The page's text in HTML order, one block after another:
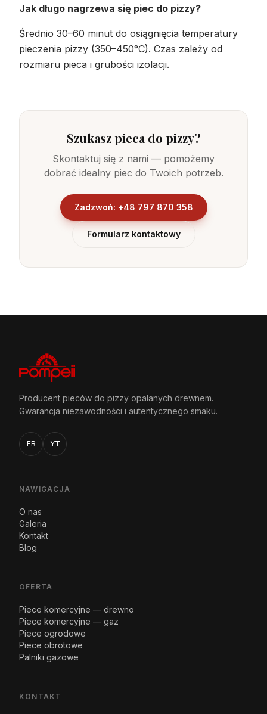
Jak długo nagrzewa się piec do pizzy?
Średnio 30–60 minut do osiągnięcia temperatury
pieczenia pizzy (350–450°C). Czas zależy od
rozmiaru pieca i grubości izolacji.
Szukasz pieca do pizzy?
Skontaktuj się z nami — pomożemy
dobrać idealny piec do Twoich potrzeb.
Zadzwoń: +48 797 870 358
Formularz kontaktowy
Producent pieców do pizzy opalanych drewnem.
Gwarancja niezawodności i autentycznego smaku.
FB YT
NAWIGACJA
O nas
Galeria
Kontakt
Blog
OFERTA
Piece komercyjne — drewno
Piece komercyjne — gaz
Piece ogrodowe
Piece obrotowe
Palniki gazowe
KONTAKT